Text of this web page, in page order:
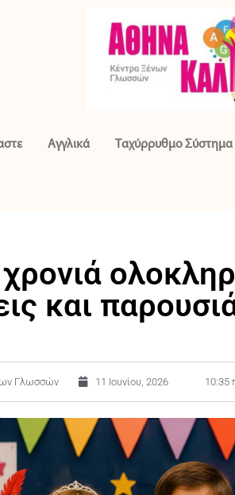
Αγγλικά Ταχύρρυθμο Σύστημα
και
Γλωσσών 11 Ιουνίου, 2026 10:35